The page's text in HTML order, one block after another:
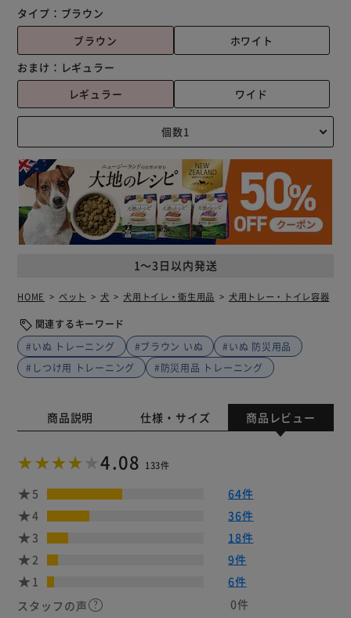
タイプ： ブラウン
ブラウン
ホワイト
おまけ： レギュラー
レギュラー
ワイド
1～3日以内発送
HOME ペット 犬 犬用トイレ・衛生用品 犬用トレー・トイレ容器
関連するキーワード
#いぬ トレーニング
#ブラウン いぬ
#いぬ 防災用品
#しつけ用 トレーニング
#防災用品 トレーニング
商品説明 仕様・サイズ 商品レビュー
4.08 133件
5
64件
4
36件
3
18件
2
9件
1
6件
スタッフの声
0件